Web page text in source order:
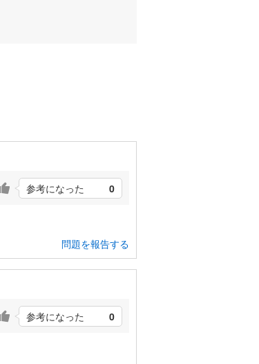
参考になった 0
問題を報告する
参考になった 0